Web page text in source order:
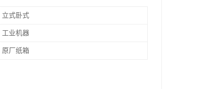
立式卧式
工业机器
原厂纸箱